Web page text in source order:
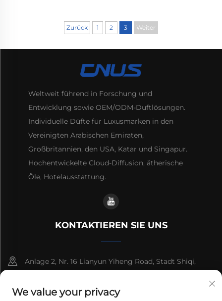
Zurück 1 2 3 Weiter
Weltweit führend in Forschung und
Entwicklung sowie OEM/ODM-Duftlösungen.
Individuelle Düfte für Luxusmarken in den
Vereinigten Arabischen Emiraten,
Großbritannien, den USA, Katar und Singapur.
Hochentwickelte Cloud-Diffusion, ätherische
Öle, Hotelausstattung.
KONTAKTIEREN SIE UNS
Anlage 2, Nr. 16 Lianyun Yiheng Road, Stadt Shiqi,
+86-13192436782
We value your privacy